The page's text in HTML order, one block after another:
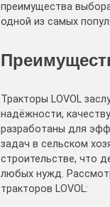
преимущества
одной из самых
Тракторы LOVOL
надёжности,
разработаны для
задач в сельском
строительстве, что
любых нужд.
тракторов LOVOL: